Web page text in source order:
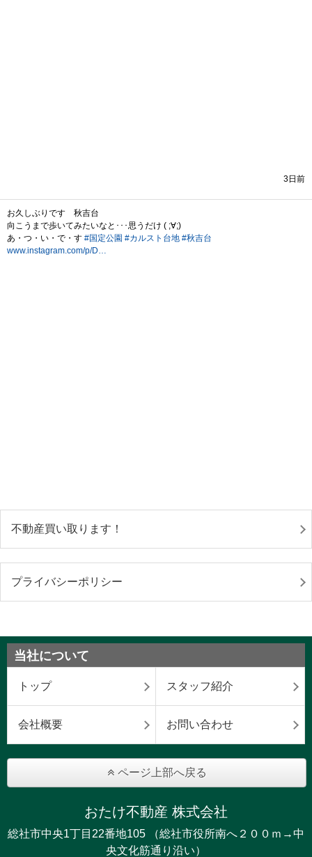
不動産買い取ります！
プライバシーポリシー
当社について
トップ スタッフ紹介
会社概要 お問い合わせ
ページ上部へ戻る
おたけ不動産 株式会社
総社市中央1丁目22番地105 （総社市役所南へ２００ｍ→中
央文化筋通り沿い）